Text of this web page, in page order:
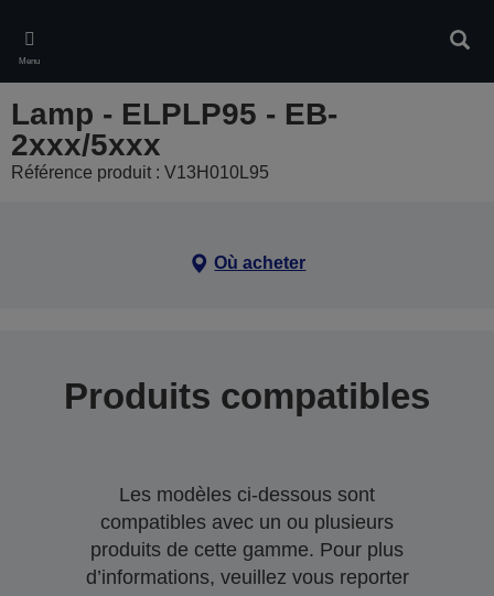
main
content
Menu
Lamp - ELPLP95 - EB-
2xxx/5xxx
Référence produit : V13H010L95
Où acheter
Produits compatibles
Les modèles ci-dessous sont
compatibles avec un ou plusieurs
produits de cette gamme. Pour plus
d’informations, veuillez vous reporter